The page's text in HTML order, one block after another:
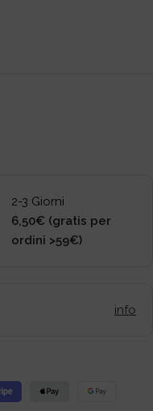
2-3 Giorni
6,50€ (gratis per
ordini >59€)
info